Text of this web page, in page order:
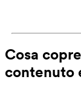
Cosa
contenuto